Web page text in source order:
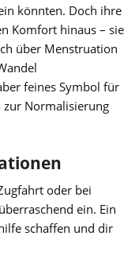
könnten. Doch ihre
Komfort hinaus – sie
über Menstruation
feines Symbol für
zur Normalisierung
oder bei
ein. Ein
schaffen und dir